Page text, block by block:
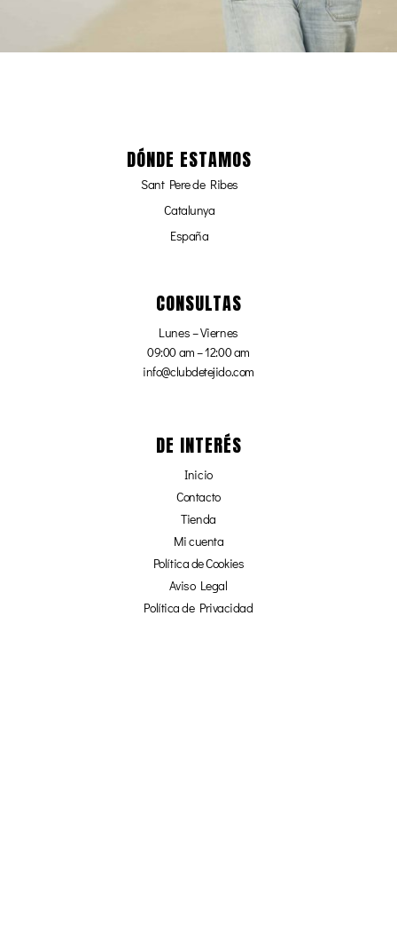
DÓNDE ESTAMOS
Sant Pere de Ribes
Catalunya
España
CONSULTAS
Lunes – Viernes
09:00 am – 12:00 am
info@clubdetejido.com
DE INTERÉS
Inicio
Contacto
Tienda
Mi cuenta
Política de Cookies
Aviso Legal
Política de Privacidad